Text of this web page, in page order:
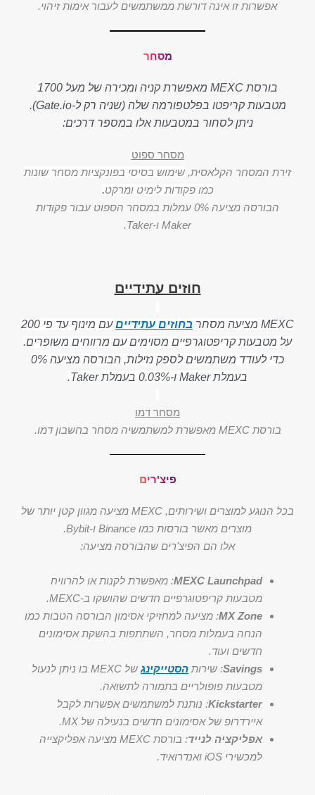
אפשרות זו אינה דורשת ממשתמשים לעבור אימות זיהוי.
מסחר
בורסת MEXC מאפשרת קניה ומכירה של מעל 1700
מטבעות קריפטו בפלטפורמה שלה (שניה רק ל-Gate.io).
ניתן לסחור במטבעות אלו במספר דרכים:
מסחר ספוט
זירת המסחר הקלאסית, שימוש בסיסי בפונקציות מסחר שונות
כמו פקודות לימיט ומרקט.
הבורסה מציעה 0% עמלות במסחר הספוט עבור פקודות
Maker ו-Taker.
חוזים עתידיים
MEXC מציעה מסחר בחוזים עתידיים
עם מינוף עד פי 200
על מטבעות קריפטוגרפיים מסוימים עם מרווחים משופרים.
כדי לעודד משתמשים לספק נזילות, הבורסה מציעה 0%
בעמלת Maker ו-0.03% בעמלת Taker.
מסחר דמו
בורסת MEXC מאפשרת למשתמשיה מסחר בחשבון דמו.
פיצ'רים
בכל הנוגע למוצרים ושירותים, MEXC מציעה מגוון קטן יותר של
מוצרים מאשר בורסות כמו Binance ו-Bybit.
אלו הם הפיצ'רים שהבורסה מציעה:
MEXC Launchpad: מאפשרת לקנות או להרוויח
מטבעות קריפטוגרפיים חדשים שהושקו ב-MEXC.
MX Zone: מציעה למחזיקי אסימון הבורסה הטבות כמו
הנחה בעמלות מסחר, השתתפות בהשקת אסימונים
חדשים ועוד.
Savings: שירות הסטייקינג
של MEXC בו ניתן לנעול
מטבעות פופולריים בתמורה לתשואה.
Kickstarter: נותנת למשתמשים אפשרות לקבל
איירדרופ של אסימונים חדשים בנעילה של MX.
אפליקציה לנייד
: בורסת MEXC מציעה אפליקצייה
למכשירי iOS ואנדרואיד.